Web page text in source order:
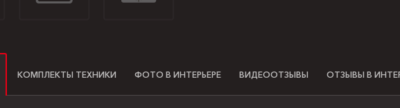
КОМПЛЕКТЫ ТЕХНИКИ ФОТО В ИНТЕРЬЕРЕ ВИДЕООТЗЫВЫ ОТЗЫВЫ В